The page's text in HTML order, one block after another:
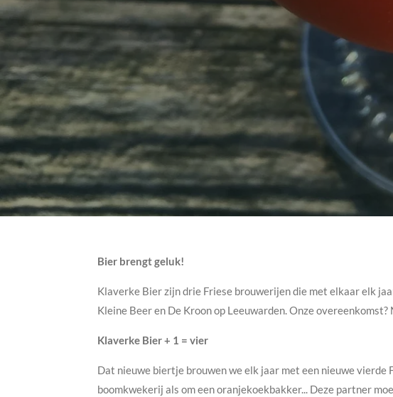
Bier brengt geluk!
Klaverke Bier zijn drie Friese brouwerijen die met elkaar elk
Kleine Beer en De Kroon op Leeuwarden. Onze
Klaverke Bier + 1 = vier
Dat nieuwe biertje brouwen we elk jaar met een nieuwe vierde
boomkwekerij als om een oranjekoekbakker... Deze partner